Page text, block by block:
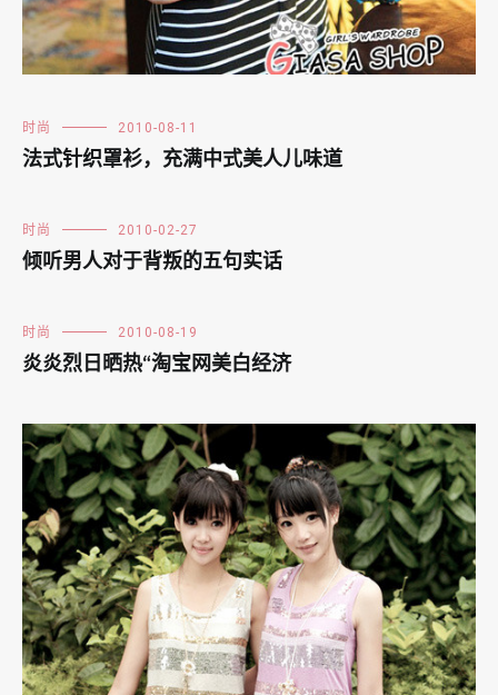
时尚 2010-08-11
法式针织罩衫，充满中式美人儿味道
时尚 2010-02-27
倾听男人对于背叛的五句实话
时尚 2010-08-19
炎炎烈日晒热“淘宝网美白经济